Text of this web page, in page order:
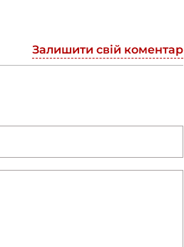
Залишити свій коментар